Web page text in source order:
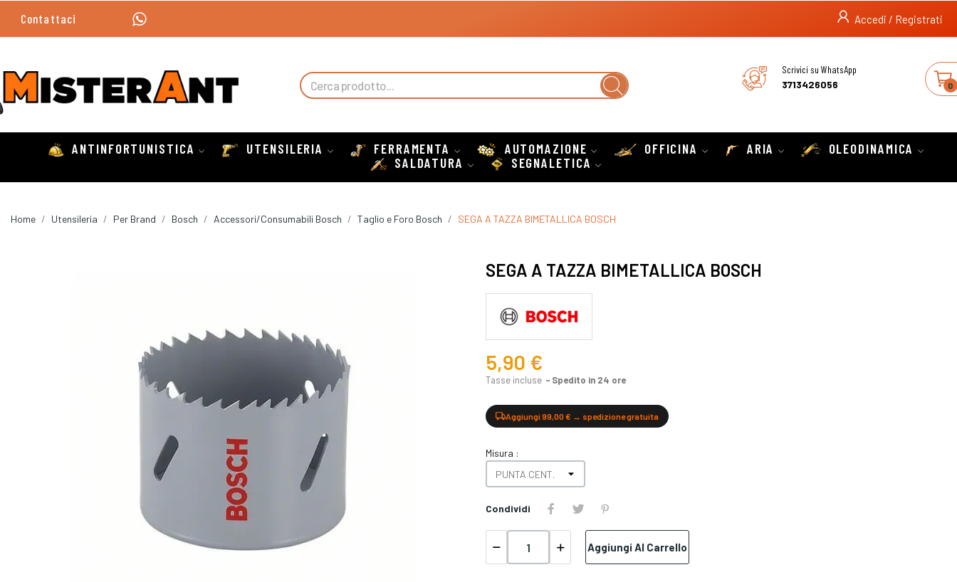
Contattaci Accedi / Registrati
0
Scrivici su WhatsApp
3713426056
ANTINFORTUNISTICA UTENSILERIA FERRAMENTA AUTOMAZIONE OFFICINA ARIA
OLEODINAMICA
SALDATURA
SEGNALETICA
Home Utensileria Per Brand Bosch Accessori/Consumabili Bosch Taglio e Foro Bosch SEGA A TAZZA BIMETALLICA BOSCH
SEGA A TAZZA BIMETALLICA BOSCH
5,90 €
Tasse incluse Spedito in 24 ore
Aggiungi 99,00 € → spedizione gratuita
Misura :
Condividi
Aggiungi Al Carrello